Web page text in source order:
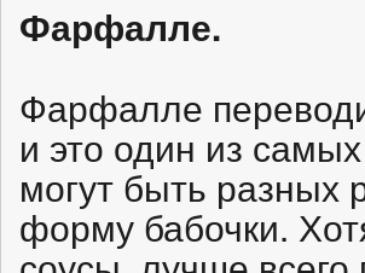
Фарфалле.
Фарфалле
и это один из
могут быть разных
форму бабочки.